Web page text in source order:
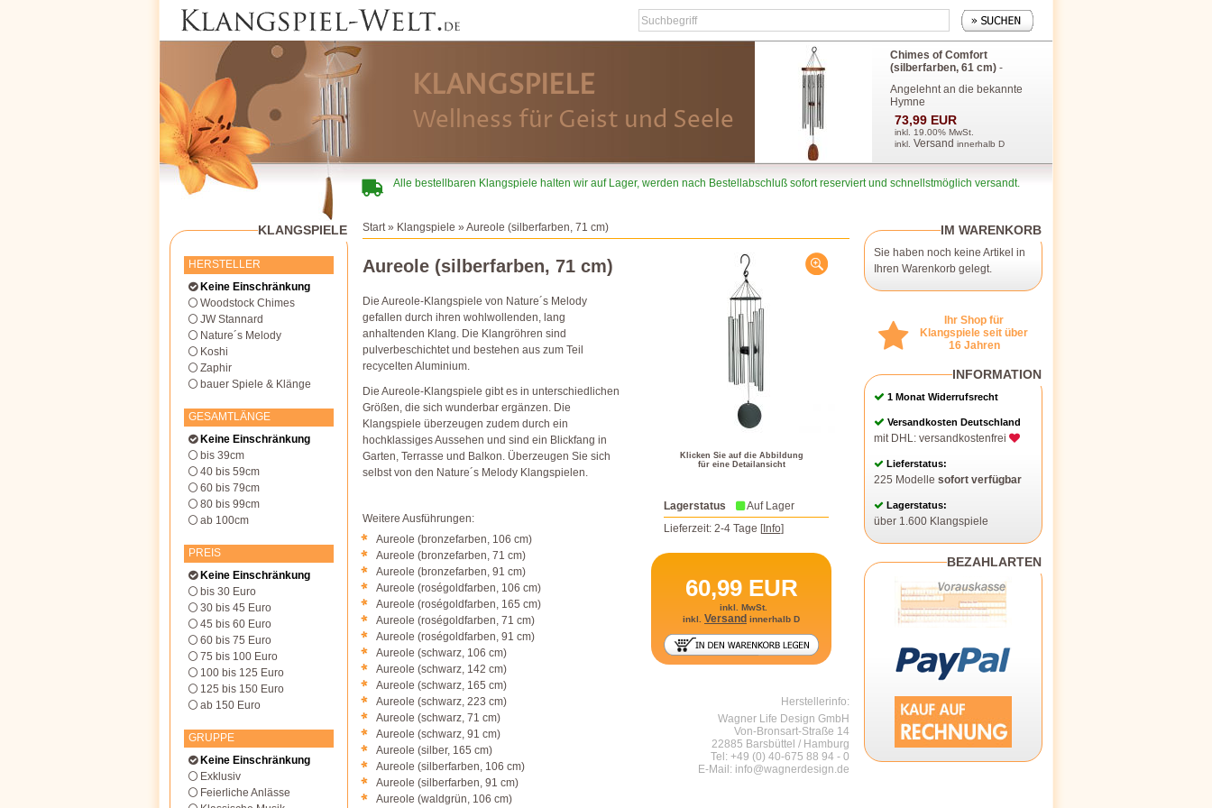
KLANGSPIELE
Wellness für Geist und Seele
Alle bestellbaren Klangspiele halten wir auf Lager, werden nach Bestellabschluß sofort reserviert und schnellstmöglich versandt.
Chimes of Comfort
(silberfarben, 61 cm) -
Angelehnt an die bekannte
Hymne
73,99 EUR
inkl. 19.00% MwSt.
inkl. Versand innerhalb D
KLANGSPIELE
HERSTELLER
Keine Einschränkung
Woodstock Chimes
JW Stannard
Nature´s Melody
Koshi
Zaphir
bauer Spiele & Klänge
GESAMTLÄNGE
Keine Einschränkung
bis 39cm
40 bis 59cm
60 bis 79cm
80 bis 99cm
ab 100cm
PREIS
Keine Einschränkung
bis 30 Euro
30 bis 45 Euro
45 bis 60 Euro
60 bis 75 Euro
75 bis 100 Euro
100 bis 125 Euro
125 bis 150 Euro
ab 150 Euro
GRUPPE
Keine Einschränkung
Exklusiv
Feierliche Anlässe
Start» Klangspiele » Aureole (silberfarben, 71 cm)
Aureole (silberfarben, 71 cm)
Die Aureole-Klangspiele von Nature´s Melody
gefallen durch ihren wohlwollenden, lang
anhaltenden Klang. Die Klangröhren sind
pulverbeschichtet und bestehen aus zum Teil
recycelten Aluminium.
Die Aureole-Klangspiele gibt es in unterschiedlichen
Größen, die sich wunderbar ergänzen. Die
Klangspiele überzeugen zudem durch ein
hochklassiges Aussehen und sind ein Blickfang in
Garten, Terrasse und Balkon. Überzeugen Sie sich
selbst von den Nature´s Melody Klangspielen.
Weitere Ausführungen:
Aureole (bronzefarben, 106 cm)
Aureole (bronzefarben, 71 cm)
Aureole (bronzefarben, 91 cm)
Aureole (roségoldfarben, 106 cm)
Aureole (roségoldfarben, 165 cm)
Aureole (roségoldfarben, 71 cm)
Aureole (roségoldfarben, 91 cm)
Aureole (schwarz, 106 cm)
Aureole (schwarz, 142 cm)
Aureole (schwarz, 165 cm)
Aureole (schwarz, 223 cm)
Aureole (schwarz, 71 cm)
Aureole (schwarz, 91 cm)
Aureole (silber, 165 cm)
Aureole (silberfarben, 106 cm)
Aureole (silberfarben, 91 cm)
Aureole (waldgrün, 106 cm)
Klicken Sie auf die Abbildung
für eine Detailansicht
Lagerstatus
Auf Lager
Lieferzeit: 2-4 Tage [Info]
60,99 EUR
inkl. MwSt.
inkl. Versand innerhalb D
Herstellerinfo:
Wagner Life Design GmbH
Von-Bronsart-Straße 14
22885 Barsbüttel / Hamburg
Tel: +49 (0) 40-675 88 94 - 0
E-Mail: info@wagnerdesign.de
IM WARENKORB
Sie haben noch keine Artikel in
Ihren Warenkorb gelegt.
Ihr Shop für
Klangspiele seit über
16 Jahren
INFORMATION
1 Monat Widerrufsrecht
Versandkosten Deutschland
mit DHL: versandkostenfrei
Lieferstatus:
225 Modelle sofort verfügbar
Lagerstatus:
über 1.600 Klangspiele
BEZAHLARTEN